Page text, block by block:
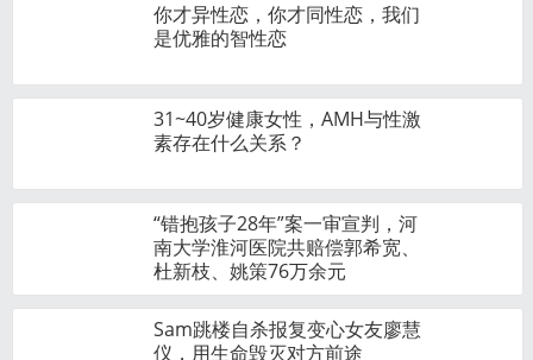
你才异性恋，你才同性恋，我们
是优雅的智性恋
31~40岁健康女性，AMH与性激
素存在什么关系？
“错抱孩子28年”案一审宣判，河
南大学淮河医院共赔偿郭希宽、
杜新枝、姚策76万余元
Sam跳楼自杀报复变心女友廖慧
仪，用生命毁灭对方前途